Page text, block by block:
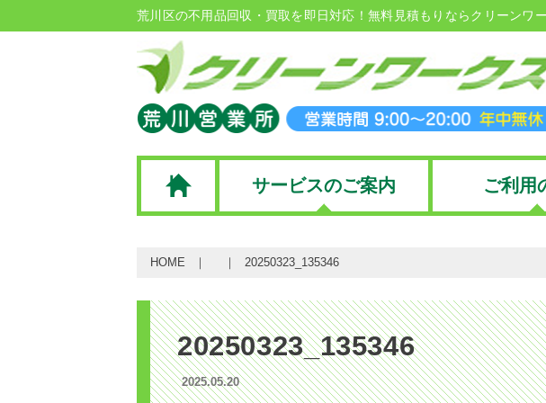
荒川区の不用品回収・買取を即日対応！無料見積もりならクリーンワー
サービスのご案内 ご利用
HOME 20250323_135346
20250323_135346
2025.05.20